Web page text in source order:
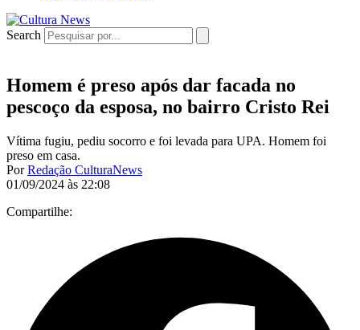
Search
Homem é preso após dar facada no
pescoço da esposa, no bairro Cristo Rei
Vítima fugiu, pediu socorro e foi levada para UPA. Homem foi
preso em casa.
PorRedação CulturaNews
01/09/2024 às 22:08
Compartilhe: